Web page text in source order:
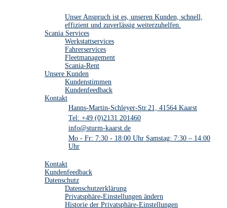
Unser Anspruch ist es, unseren Kunden, schnell,
effizient und zuverlässig weiterzuhelfen.
Scania Services
Werkstattservices
Fahrerservices
Fleetmanagement
Scania-Rent
Unsere Kunden
Kundenstimmen
Kundenfeedback
Kontakt
Hanns-Martin-Schleyer-Str.21, 41564 Kaarst
Tel: +49 (0)2131 201460
info@sturm-kaarst.de
Mo - Fr: 7:30 - 18:00 Uhr Samstag: 7:30 – 14:00
Uhr
Kontakt
Kundenfeedback
Datenschutz
Datenschutzerklärung
Privatsphäre-Einstellungen ändern
Historie der Privatsphäre-Einstellungen